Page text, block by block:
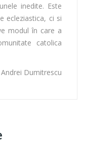
inedite. Este
ecleziastica, ci si
modul în care a
catolica
Andrei Dumitrescu